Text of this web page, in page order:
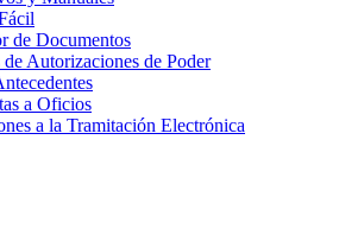
de Documentos
Autorizaciones de Poder
a Oficios
a la Tramitación Electrónica